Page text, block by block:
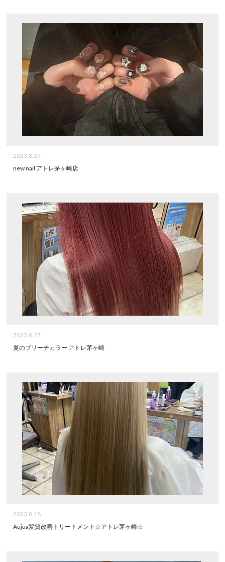
2023.8.27
new nail アトレ茅ヶ崎店
2023.8.27
夏のブリーチカラー アトレ茅ヶ崎
2023.8.18
Aujua髪質改善トリートメント☆アトレ茅ヶ崎☆